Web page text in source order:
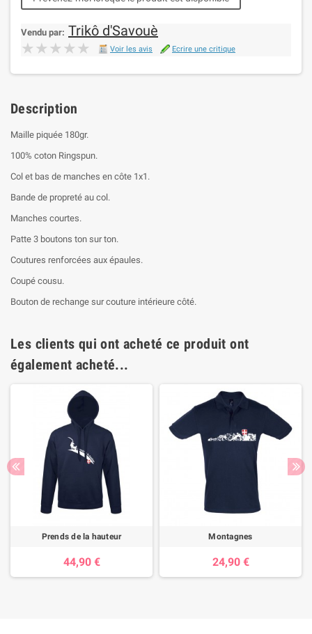
Vendu par: Trikô d'Savouè
★★★★★
★★★★★ Voir les avis Ecrire une critique
Description
Maille piquée 180gr.
100% coton Ringspun.
Col et bas de manches en côte 1x1.
Bande de propreté au col.
Manches courtes.
Patte 3 boutons ton sur ton.
Coutures renforcées aux épaules.
Coupé cousu.
Bouton de rechange sur couture intérieure côté.
Les clients qui ont acheté ce produit ont
également acheté...
Prends de la hauteur
44,90 €
Montagnes
24,90 €